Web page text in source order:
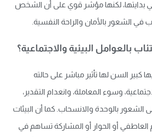
بدايتها، لكنها مؤشر قوي على أن الشخص
في الشعور بالأمان والراحة النفسية.
بالعوامل البيئية والاجتماعية؟
كبير السن لها تأثير مباشر على حالته
وسوء المعاملة، وانعدام التقدير،
الشعور بالوحدة والانسحاب. كما أن البيئات
العاطفي أو الحوار أو المشاركة تساهم في